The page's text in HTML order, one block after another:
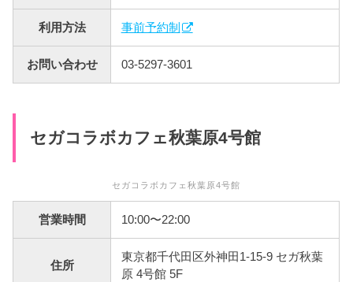
利用方法 事前予約制
お問い合わせ 03-5297-3601
セガコラボカフェ秋葉原4号館
セガコラボカフェ秋葉原4号館
営業時間 10:00〜22:00
住所
東京都千代田区外神田1-15-9 セガ秋葉
原 4号館 5F